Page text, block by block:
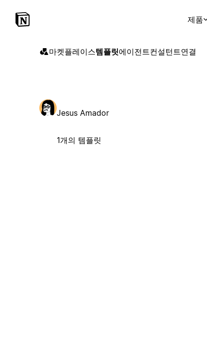
제품
마켓플레이스템플릿에이전트컨설턴트연결
Jesus Amador
1개의 템플릿